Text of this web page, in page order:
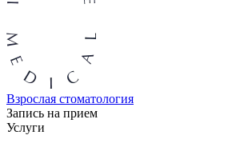
Взрослая стоматология
Запись на прием
Услуги